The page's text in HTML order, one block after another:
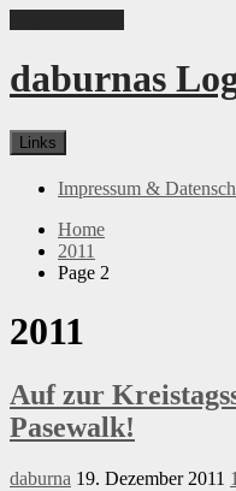
daburnas
Links
Impressum &
Home
2011
Page 2
2011
Auf zur
Pasewalk!
daburna 19. Dezember 2011 1